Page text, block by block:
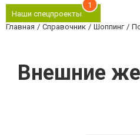
Наши спецпроекты
1
Главная Справочник Шоппинг
Внешние